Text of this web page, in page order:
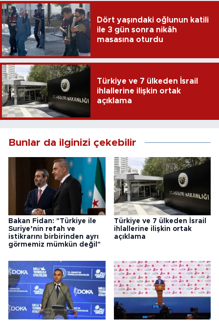
Dört yaşındaki oğlunun katili
ile 3 gün sonra nikâh
masasına oturdu
Türkiye ve 7 ülkeden İsrail
ihlallerine ilişkin ortak
açıklama
Bunlar da ilginizi çekebilir
Bakan Fidan: "Türkiye ile
Suriye’nin refah ve
istikrarını birbirinden ayrı
görmemiz mümkün değil"
Türkiye ve 7 ülkeden İsrail
ihlallerine ilişkin ortak
açıklama